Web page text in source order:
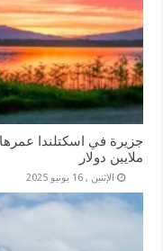
ملايين دولار
الإثنين , 16 يونيو 2025